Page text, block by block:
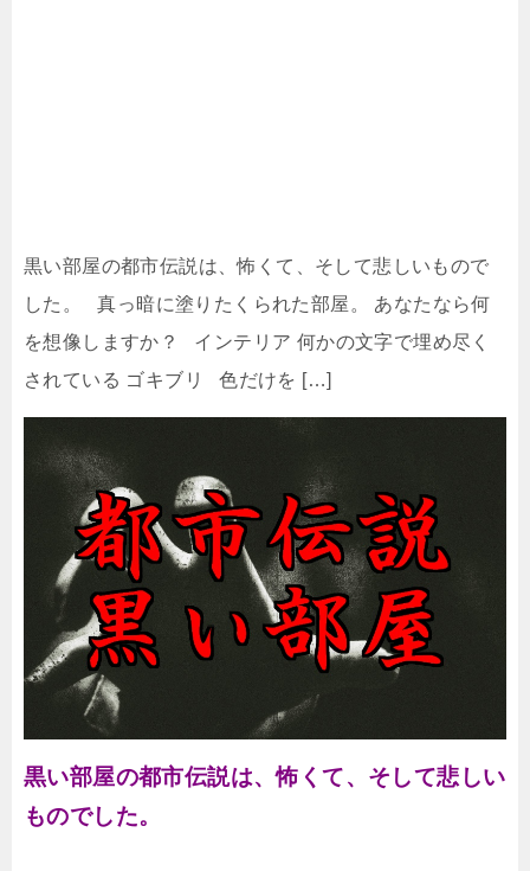
黒い部屋の都市伝説は、怖くて、そして悲しいもので
した。 真っ暗に塗りたくられた部屋。 あなたなら何
を想像しますか？ インテリア 何かの文字で埋め尽く
されている ゴキブリ 色だけを […]
黒い部屋の都市伝説は、怖くて、そして悲しい
ものでした。